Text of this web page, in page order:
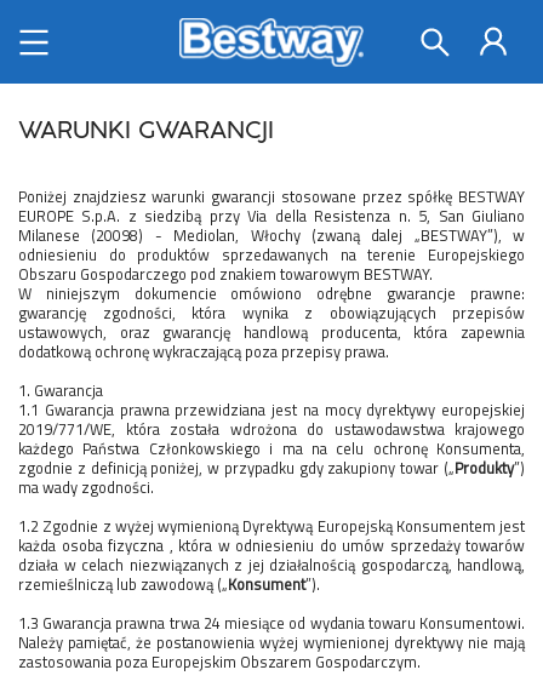
WARUNKI GWARANCJI
Poniżej znajdziesz warunki gwarancji stosowane przez spółkę BESTWAY
EUROPE S.p.A. z siedzibą przy Via della Resistenza n. 5, San Giuliano
Milanese (20098) - Mediolan, Włochy (zwaną dalej „BESTWAY”), w
odniesieniu do produktów sprzedawanych na terenie Europejskiego
Obszaru Gospodarczego pod znakiem towarowym BESTWAY.
W niniejszym dokumencie omówiono odrębne gwarancje prawne:
gwarancję zgodności, która wynika z obowiązujących przepisów
ustawowych, oraz gwarancję handlową producenta, która zapewnia
dodatkową ochronę wykraczającą poza przepisy prawa.
1. Gwarancja
1.1 Gwarancja prawna przewidziana jest na mocy dyrektywy europejskiej
2019/771/WE, która została wdrożona do ustawodawstwa krajowego
każdego Państwa Członkowskiego i ma na celu ochronę Konsumenta,
zgodnie z definicją poniżej, w przypadku gdy zakupiony towar („Produkty”)
ma wady zgodności.
1.2 Zgodnie z wyżej wymienioną Dyrektywą Europejską Konsumentem jest
każda osoba fizyczna , która w odniesieniu do umów sprzedaży towarów
działa w celach niezwiązanych z jej działalnością gospodarczą, handlową,
rzemieślniczą lub zawodową („Konsument”).
1.3 Gwarancja prawna trwa 24 miesiące od wydania towaru Konsumentowi.
Należy pamiętać, że postanowienia wyżej wymienionej dyrektywy nie mają
zastosowania poza Europejskim Obszarem Gospodarczym.